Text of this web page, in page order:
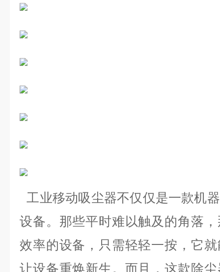
工业移动吸尘器不仅仅是一款机
设备。那些平时难以触及的角落
效率的设备，只需轻轻一按，它
让设备重焕新生。而且，这款除